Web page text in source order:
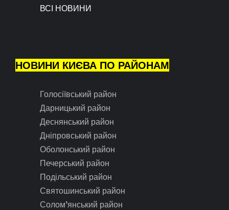
ВСІ НОВИНИ
НОВИНИ КИЄВА ПО РАЙОНАМ
Голосіївський район
Дарницький район
Деснянський район
Дніпровський район
Оболонський район
Печерський район
Подільський район
Святошинський район
Солом’янський район